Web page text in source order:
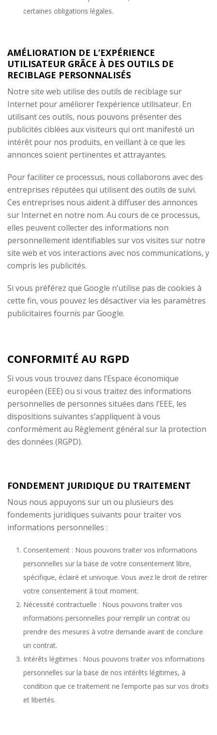
certaines obligations légales.
AMÉLIORATION DE L’EXPÉRIENCE
UTILISATEUR GRÂCE À DES OUTILS DE
RECIBLAGE PERSONNALISÉS
Notre site web utilise des outils de reciblage sur
Internet pour améliorer l’expérience utilisateur. En
utilisant ces outils, nous pouvons présenter des
publicités ciblées aux visiteurs qui ont manifesté un
intérêt pour nos produits, en veillant à ce que les
annonces soient pertinentes et attrayantes.
Pour faciliter ce processus, nous collaborons avec des
entreprises réputées qui utilisent des outils de suivi.
Ces entreprises nous aident à diffuser des annonces
sur Internet en notre nom. Au cours de ce processus,
elles peuvent collecter des informations non
personnellement identifiables sur vos visites sur notre
site web et vos interactions avec nos communications, y
compris les publicités.
Si vous préférez que Google n’utilise pas de cookies à
cette fin, vous pouvez les désactiver via les paramètres
publicitaires fournis par Google.
CONFORMITÉ AU RGPD
Si vous vous trouvez dans l’Espace économique
européen (EEE) ou si vous traitez des informations
personnelles de personnes situées dans l’EEE, les
dispositions suivantes s’appliquent à vous
conformément au Règlement général sur la protection
des données (RGPD).
FONDEMENT JURIDIQUE DU TRAITEMENT
Nous nous appuyons sur un ou plusieurs des
fondements juridiques suivants pour traiter vos
informations personnelles :
Consentement : Nous pouvons traiter vos informations
personnelles sur la base de votre consentement libre,
spécifique, éclairé et univoque. Vous avez le droit de retirer
votre consentement à tout moment.
Nécessité contractuelle : Nous pouvons traiter vos
informations personnelles pour remplir un contrat ou
prendre des mesures à votre demande avant de conclure
un contrat.
Intérêts légitimes : Nous pouvons traiter vos informations
personnelles sur la base de nos intérêts légitimes, à
condition que ce traitement ne l’emporte pas sur vos droits
et libertés.